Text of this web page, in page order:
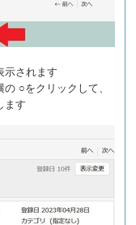
示されます
○をクリックして、
ます